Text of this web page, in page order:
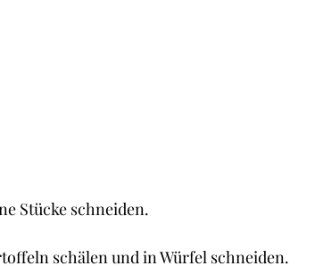
Stücke schneiden.
schälen und in Würfel schneiden.